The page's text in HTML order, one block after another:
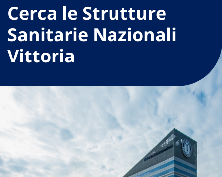
Cerca le Strutture
Sanitarie Nazionali
Vittoria